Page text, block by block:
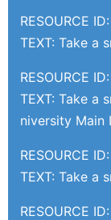
RESOURCE
TEXT: Take a
RESOURCE
TEXT: Take a
niversity Main
RESOURCE
TEXT: Take a
RESOURCE